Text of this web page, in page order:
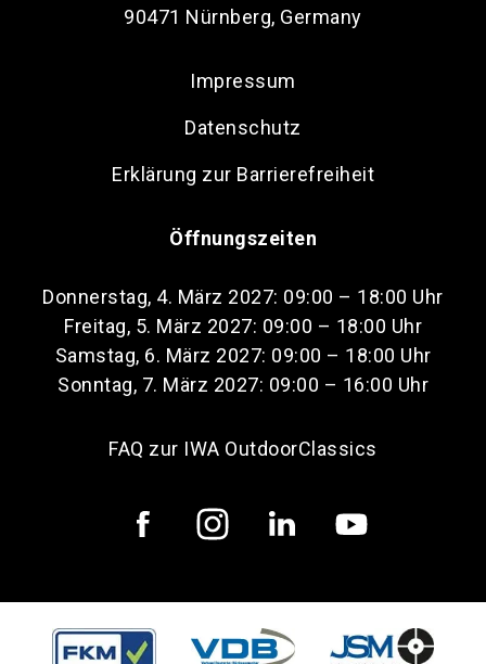
90471 Nürnberg, Germany
Impressum
Datenschutz
Erklärung zur Barrierefreiheit
Öffnungszeiten
Donnerstag, 4. März 2027: 09:00 – 18:00 Uhr
Freitag, 5. März 2027: 09:00 – 18:00 Uhr
Samstag, 6. März 2027: 09:00 – 18:00 Uhr
Sonntag, 7. März 2027: 09:00 – 16:00 Uhr
FAQ zur IWA OutdoorClassics